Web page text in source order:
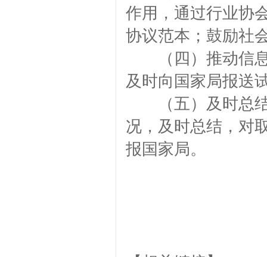
作用，通过行业协
协议范本；鼓励社
（四）推动信息
及时向国家局报送
（五）及时总结
况，及时总结，对
报国家局。